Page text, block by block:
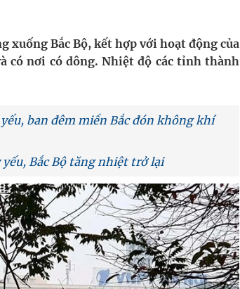
xuống Bắc Bộ, kết hợp với hoạt động của
có nơi có dông. Nhiệt độ các tỉnh thành
ban đêm miền Bắc đón không khí
Bắc Bộ tăng nhiệt trở lại